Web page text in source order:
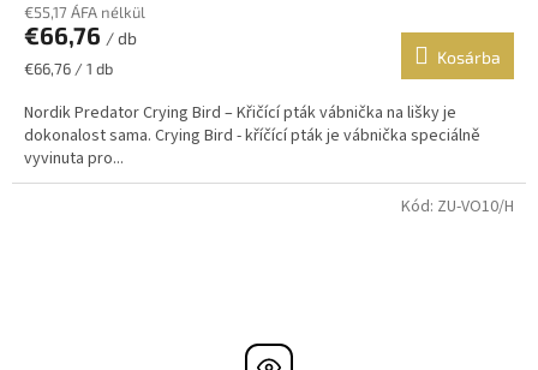
átlagos
értékelése
5-
ből
5,0
csillag.
€55,17 ÁFA nélkül
€66,76 / db
Egységár:
€66,76 / 1 db
Kosárba
Nordik Predator Crying Bird – Křičící pták vábnička na lišky je
dokonalost sama. Crying Bird - kříčící pták je vábnička speciálně
vyvinuta pro...
Kód: ZU-VO10/H